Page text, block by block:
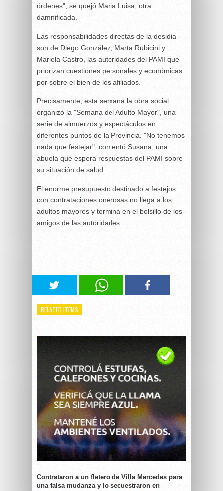
órdenes", se quejó Maria Luisa, otra
damnificada.
Las responsabilidades directas de la desidia
son de Diego González, Marta Rubicini y
Mariela Castro, las autoridades del PAMI que
priorizan cuestiones personales y económicas
por sobre el bien de los afiliados.
Precisamente, esta semana la obra social
organizó la "Semana del Adulto Mayor", una
serie de almuerzos y espectáculos en
diferentes puntos de la Provincia. "No tenemos
nada que festejar", comentó Susana, una
abuela que espera respuestas del PAMI sobre
su situación de salud.
El enorme presupuesto destinado a festejos
con contrataciones onerosas no llega a los
adultos mayores y termina en el bolsillo de los
amigos de las autoridades.
RELATED ITEMS
Contrataron a un fletero de Villa Mercedes para
una falsa mudanza y lo secuestraron en